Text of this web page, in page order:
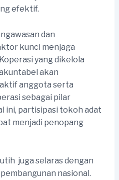
efektif.
dan
kunci menjaga
yang dikelola
akan
anggota serta
sebagai pilar
ini, partisipasi tokoh adat
menjadi penopang
juga selaras dengan
nasional.